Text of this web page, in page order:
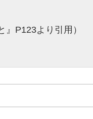
』P123より引用）